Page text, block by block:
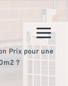
Prix pour une
?